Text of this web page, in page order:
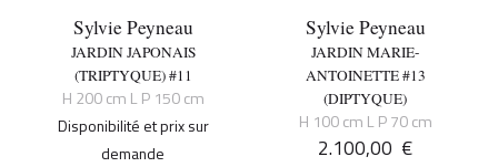
Sylvie Peyneau
JARDIN JAPONAIS
(TRIPTYQUE) #11
H 200 cm L P 150 cm
Disponibilité et prix sur
demande
Sylvie Peyneau
JARDIN MARIE-
ANTOINETTE #13
(DIPTYQUE)
H 100 cm L P 70 cm
2.100,00 €